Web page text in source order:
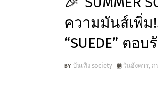
ความมันส์เพิ่ม
“SUEDE” ตอ
บันเทิง society วันอังคาร, ก